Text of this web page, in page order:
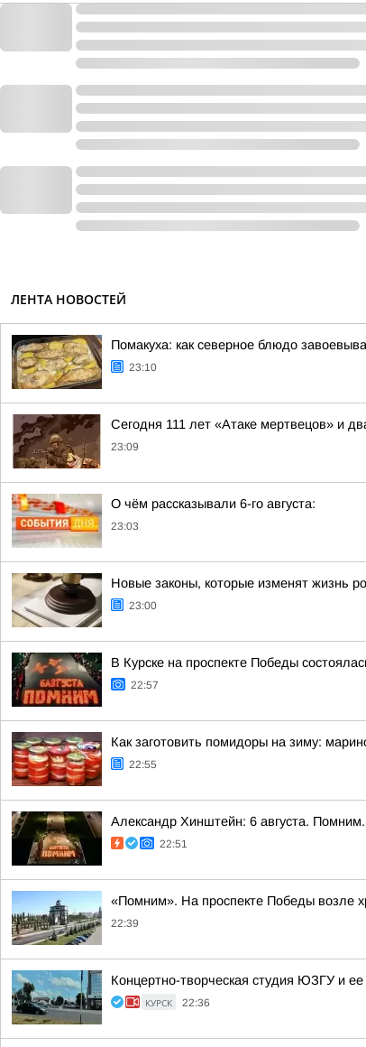
ЛЕНТА НОВОСТЕЙ
Помакуха: как северное блюдо
23:10
Сегодня 111 лет «Атаке мертвецов» и
23:09
О чём рассказывали 6-го августа:
23:03
Новые законы, которые изменят жизнь
23:00
В Курске на проспекте Победы
22:57
Как заготовить помидоры на зиму:
22:55
Александр Хинштейн: 6 августа.
22:51
«Помним». На проспекте Победы возле
22:39
Концертно-творческая студия ЮЗГУ и
КУРСК 22:36